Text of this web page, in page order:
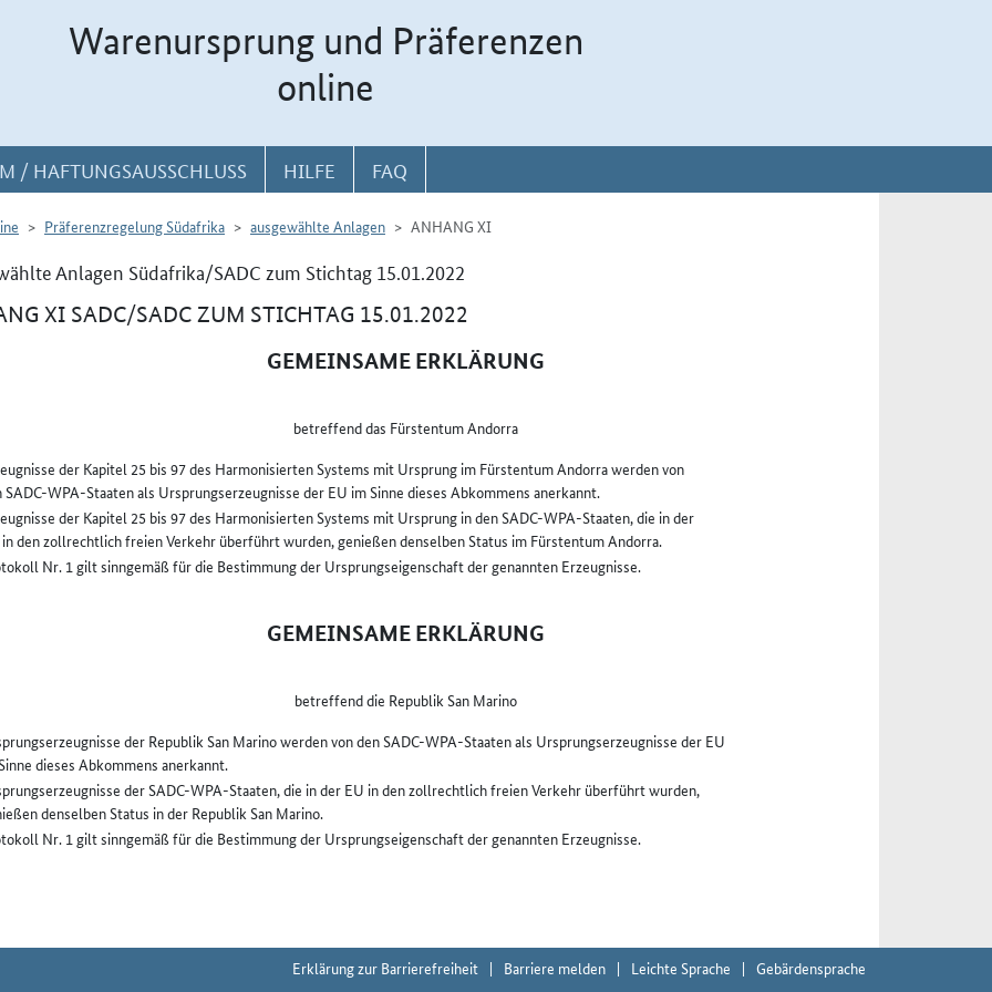
Warenursprung und Präferenzen
online
/ HAFTUNGSAUSSCHLUSS HILFE FAQ
Präferenzregelung Südafrika ausgewählte Anlagen ANHANG XI
Anlagen Südafrika/SADC zum Stichtag 15.01.2022
XI SADC/SADC ZUM STICHTAG 15.01.2022
GEMEINSAME ERKLÄRUNG
betreffend das Fürstentum Andorra
der Kapitel 25 bis 97 des Harmonisierten Systems mit Ursprung im Fürstentum Andorra werden von
SADC-WPA-Staaten als Ursprungserzeugnisse der EU im Sinne dieses Abkommens anerkannt.
der Kapitel 25 bis 97 des Harmonisierten Systems mit Ursprung in den SADC-WPA-Staaten, die in der
den zollrechtlich freien Verkehr überführt wurden, genießen denselben Status im Fürstentum Andorra.
Nr. 1 gilt sinngemäß für die Bestimmung der Ursprungseigenschaft der genannten Erzeugnisse.
GEMEINSAME ERKLÄRUNG
betreffend die Republik San Marino
der Republik San Marino werden von den SADC-WPA-Staaten als Ursprungserzeugnisse der EU
dieses Abkommens anerkannt.
der SADC-WPA-Staaten, die in der EU in den zollrechtlich freien Verkehr überführt wurden,
denselben Status in der Republik San Marino.
Nr. 1 gilt sinngemäß für die Bestimmung der Ursprungseigenschaft der genannten Erzeugnisse.
Erklärung zur Barrierefreiheit Barriere melden Leichte Sprache Gebärdensprache